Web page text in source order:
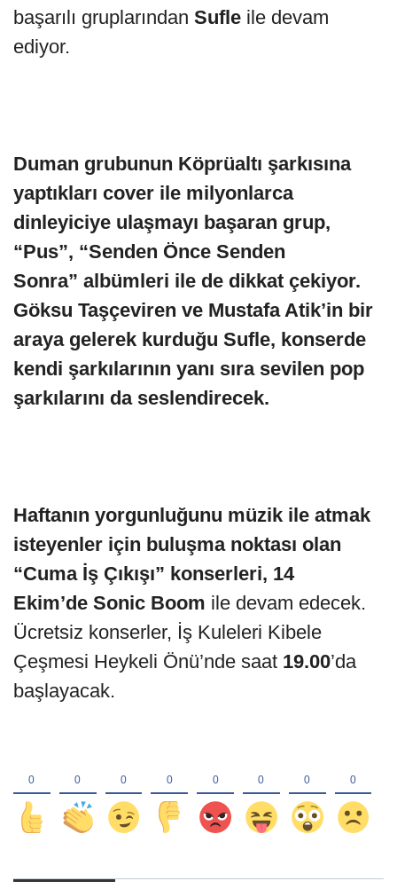
başarılı gruplarından Sufle ile devam
ediyor.
Duman grubunun Köprüaltı şarkısına
yaptıkları cover ile milyonlarca
dinleyiciye ulaşmayı başaran grup,
“Pus”, “Senden Önce Senden
Sonra” albümleri ile de dikkat çekiyor.
Göksu Taşçeviren ve Mustafa Atik’in bir
araya gelerek kurduğu Sufle, konserde
kendi şarkılarının yanı sıra sevilen pop
şarkılarını da seslendirecek.
Haftanın yorgunluğunu müzik ile atmak
isteyenler için buluşma noktası olan
“Cuma İş Çıkışı” konserleri, 14
Ekim’de Sonic Boom ile devam edecek.
Ücretsiz konserler, İş Kuleleri Kibele
Çeşmesi Heykeli Önü’nde saat 19.00’da
başlayacak.